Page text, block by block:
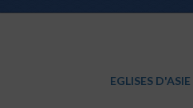
EGLISES D'ASIE